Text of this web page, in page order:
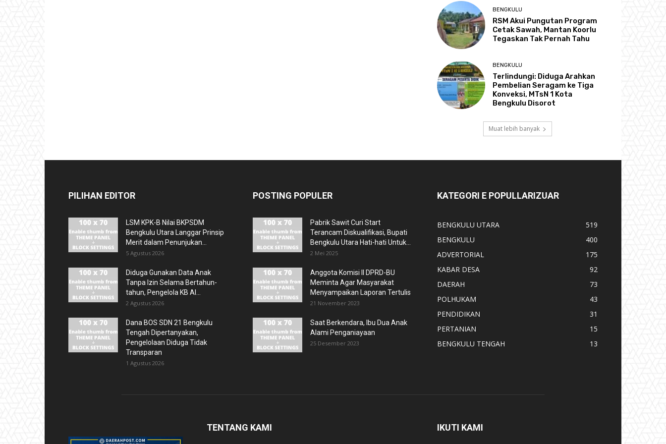
BENGKULU
RSM Akui Pungutan Program
Cetak Sawah, Mantan Koorlu
Tegaskan Tak Pernah Tahu
BENGKULU
Terlindungi: Diduga Arahkan
Pembelian Seragam ke Tiga
Konveksi, MTsN 1 Kota
Bengkulu Disorot
Muat lebih banyak
PILIHAN EDITOR
LSM KPK-B Nilai BKPSDM
Bengkulu Utara Langgar Prinsip
Merit dalam Penunjukan...
5 Agustus 2026
Diduga Gunakan Data Anak
Tanpa Izin Selama Bertahun-
tahun, Pengelola KB Al...
2 Agustus 2026
Dana BOS SDN 21 Bengkulu
Tengah Dipertanyakan,
Pengelolaan Diduga Tidak
Transparan
1 Agustus 2026
POSTING POPULER
Pabrik Sawit Curi Start
Terancam Diskualifikasi, Bupati
Bengkulu Utara Hati-hati Untuk...
2 Mei 2025
Anggota Komisi II DPRD-BU
Meminta Agar Masyarakat
Menyampaikan Laporan Tertulis
21 November 2023
Saat Berkendara, Ibu Dua Anak
Alami Penganiayaan
25 Desember 2023
KATEGORI E POPULLARIZUAR
BENGKULU UTARA
519
BENGKULU
400
ADVERTORIAL
175
KABAR DESA
92
DAERAH
73
POLHUKAM
43
PENDIDIKAN
31
PERTANIAN
15
BENGKULU TENGAH
13
TENTANG KAMI IKUTI KAMI